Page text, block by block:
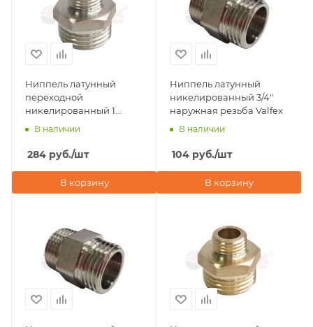
Ниппель латунный
переходной
никелированный 1
1/2"х1/2" наружная
В наличии
284 руб./шт
В корзину
Ниппель латунный
никелированный 3/4"
наружная резьба Valfex
В наличии
104 руб./шт
В корзину